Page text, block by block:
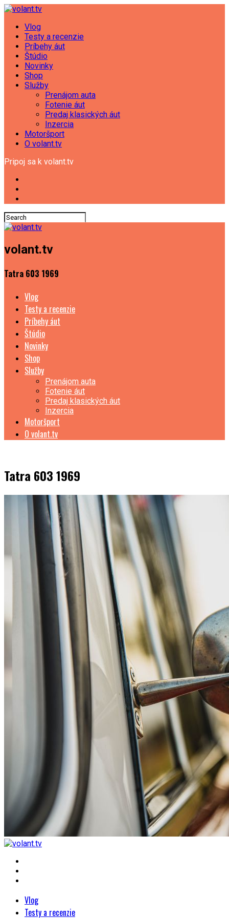
Vlog
Testy a recenzie
Príbehy áut
Štúdio
Novinky
Shop
Služby
Prenájom auta
Fotenie áut
Predaj klasických áut
Inzercia
Motoršport
O volant.tv
Pripoj sa k volant.tv
volant.tv
Tatra 603 1969
Vlog
Testy a recenzie
Príbehy áut
Štúdio
Novinky
Shop
Služby
Prenájom auta
Fotenie áut
Predaj klasických áut
Inzercia
Motoršport
O volant.tv
Tatra 603 1969
Vlog
Testy a recenzie